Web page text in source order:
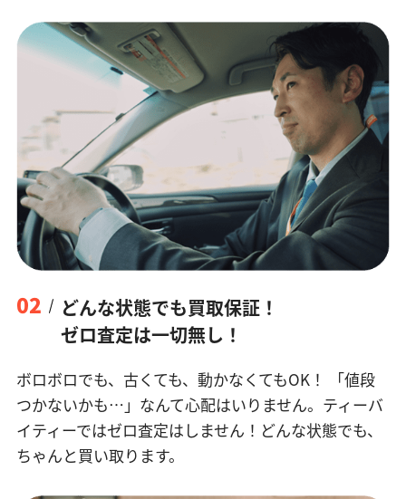
02
どんな状態でも買取保証！
ゼロ査定は一切無し！
ボロボロでも、古くても、動かなくてもOK！
「値段
つかないかも…」なんて心配はいりません。ティーバ
イティーではゼロ査定はしません！どんな状態でも、
ちゃんと買い取ります。